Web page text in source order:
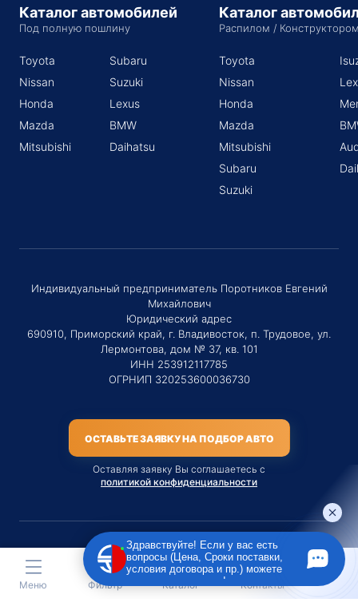
Каталог автомобилей
Под полную пошлину
Toyota
Nissan
Honda
Mazda
Mitsubishi
Subaru
Suzuki
Lexus
BMW
Daihatsu
Каталог
Распилом /
Toyota
Nissan
Honda
Mazda
Mitsubishi
Subaru
Suzuki
Индивидуальный предприниматель Поротников Евгений
Михайлович
Юридический адрес
690910, Приморский край, г. Владивосток, п. Трудовое, ул.
Лермонтова, дом № 37, кв. 101
ИНН 253912117785
ОГРНИП 320253600036730
ОСТАВЬТЕ ЗАЯВКУ НА ПОДБОР АВТО
Оставляя заявку Вы соглашаетесь с
политикой конфиденциальности
Материалы данного сайта являются публичной офертой
только на услугу сопровождения Агентом приобретения
транспортного средства Клиентом.
Меню Фильтр Каталог Контакты
Здравствуйте! Если у вас есть
вопросы (Цена, Сроки поставки,
условия договора и пр.) можете
задать их мне в чат!